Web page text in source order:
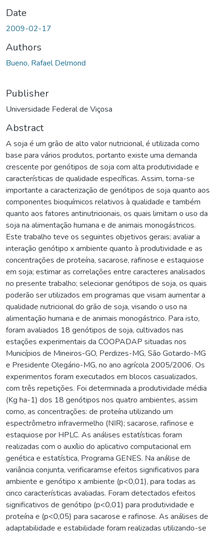
Date
2009-02-17
Authors
Bueno, Rafael Delmond
Publisher
Universidade Federal de Viçosa
Abstract
A soja é um grão de alto valor nutricional, é utilizada como
base para vários produtos, portanto existe uma demanda
crescente por genótipos de soja com alta produtividade e
características de qualidade específicas. Assim, torna-se
importante a caracterização de genótipos de soja quanto aos
componentes bioquímicos relativos à qualidade e também
quanto aos fatores antinutricionais, os quais limitam o uso da
soja na alimentação humana e de animais monogástricos.
Este trabalho teve os seguintes objetivos gerais; avaliar a
interação genótipo x ambiente quanto à produtividade e as
concentrações de proteína, sacarose, rafinose e estaquiose
em soja; estimar as correlações entre caracteres analisados
no presente trabalho; selecionar genótipos de soja, os quais
poderão ser utilizados em programas que visam aumentar a
qualidade nutricional do grão de soja, visando o uso na
alimentação humana e de animais monogástrico. Para isto,
foram avaliados 18 genótipos de soja, cultivados nas
estações experimentais da COOPADAP situadas nos
Municípios de Mineiros-GO, Perdizes-MG, São Gotardo-MG
e Presidente Olegário-MG, no ano agrícola 2005/2006. Os
experimentos foram executados em blocos casualizados,
com três repetições. Foi determinada a produtividade média
(Kg ha-1) dos 18 genótipos nos quatro ambientes, assim
como, as concentrações: de proteína utilizando um
espectrômetro infravermelho (NIR); sacarose, rafinose e
estaquiose por HPLC. As análises estatísticas foram
realizadas com o auxílio do aplicativo computacional em
genética e estatística, Programa GENES. Na análise de
variância conjunta, verificaramse efeitos significativos para
ambiente e genótipo x ambiente (p<0,01), para todas as
cinco características avaliadas. Foram detectados efeitos
significativos de genótipo (p<0,01) para produtividade e
proteína e (p<0,05) para sacarose e rafinose. As análises de
adaptabilidade e estabilidade foram realizadas utilizando-se